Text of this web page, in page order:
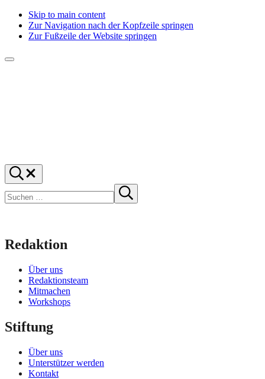
Skip to main content
Zur Navigation nach der Kopfzeile springen
Zur Fußzeile der Website springen
Menü
f1rstlife
Und
was
denkst
du?
Suchen
…
Suche
starten
Redaktion
Über uns
Redaktionsteam
Mitmachen
Workshops
Stiftung
Über uns
Unterstützer werden
Kontakt